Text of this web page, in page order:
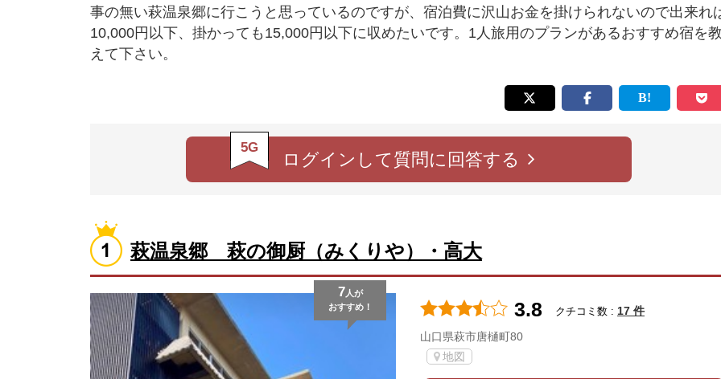
事の無い萩温泉郷に行こうと思っているのですが、宿泊費に沢山お金を掛けられないので出来れ
10,000円以下、掛かっても15,000円以下に収めたいです。1人旅用のプランがあるおすすめ宿を
えて下さい。
5G
ログインして質問に回答する
萩温泉郷 萩の御厨（みくりや）・高大
7 人が
おすすめ！
3.8 クチコミ数 : 17 件
山口県萩市唐樋町80
地図